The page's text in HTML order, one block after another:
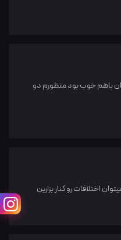
باهم خوب بود منظورم دو
اختلافات رو کنار بزارین